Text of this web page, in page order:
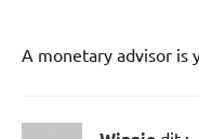
A monetary advisor is